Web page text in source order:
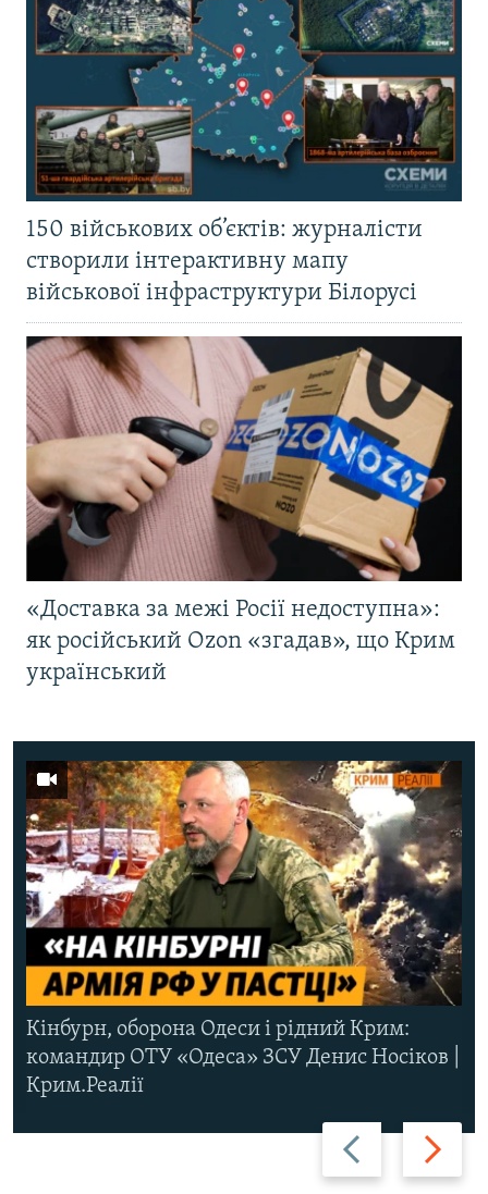
150 військових об’єктів: журналісти
створили інтерактивну мапу
військової інфраструктури Білорусі
«Доставка за межі Росії недоступна»:
як російський Ozon «згадав», що Крим
український
Назад Вперед
Кінбурн, оборона Одеси і рідний Крим:
командир ОТУ «Одеса» ЗСУ Денис Носіков |
Крим.Реалії